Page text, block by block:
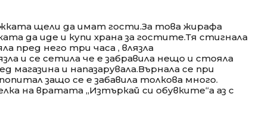
щели да имат гости.За това жирафа
да иде и купи храна за гостите.Тя стигнала
пред него три часа , влязла
и се сетила че е забравила нещо и стояла
магазина и напазарувала.Върнала се при
защо се е забавила толкова много.
на вратата „Изтъркай си обувките“а аз с